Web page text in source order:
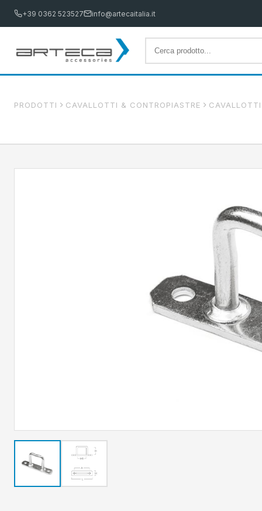
+39 0362 523527 info@artecaitalia.it
PRODOTTI CAVALLOTTI & CONTROPIASTRE